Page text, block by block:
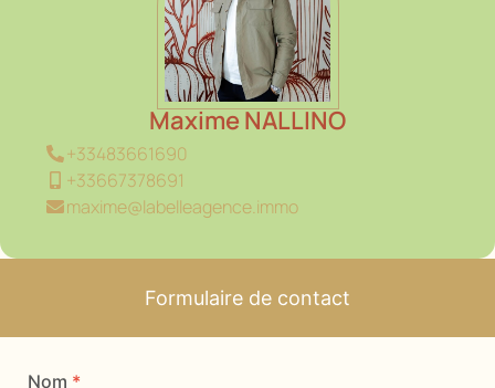
Maxime NALLINO
+33483661690
+33667378691
maxime@labelleagence.immo
Formulaire de contact
Nom